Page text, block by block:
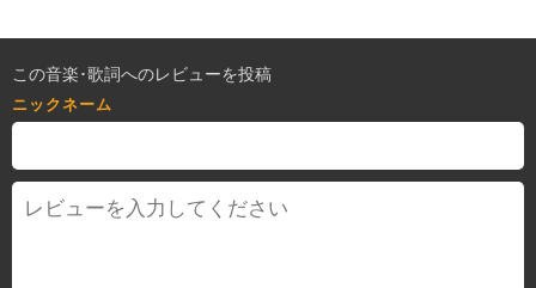
この音楽･歌詞へのレビューを投稿
ニックネーム